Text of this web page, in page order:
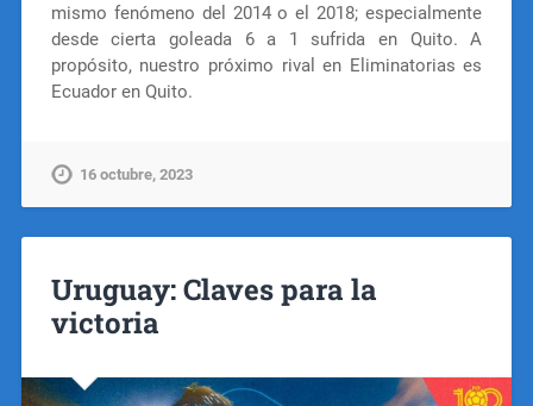
mismo fenómeno del 2014 o el 2018; especialmente
desde cierta goleada 6 a 1 sufrida en Quito. A
propósito, nuestro próximo rival en Eliminatorias es
Ecuador en Quito.
16 octubre, 2023
Uruguay: Claves para la
victoria